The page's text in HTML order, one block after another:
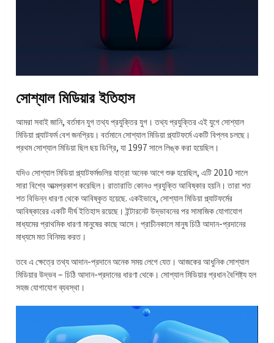
সোশ্যাল মিডিয়ার ইতিহাস
আমরা সবাই জানি, বর্তমান যুগ তথ্য প্রযুক্তির যুগ। তথ্য প্রযুক্তির এই যুগে সোশ্যাল
মিডিয়া প্ল্যাটফর্ম বেশ জনপ্রিয়। বর্তমানে সোশ্যাল মিডিয়া প্ল্যাটফর্মে একটি বিপ্লব চলছে।
প্রথম সোশ্যাল মিডিয়া ছিল ছয় ডিগ্রি, যা 1997 সালে লিঙ্ক করা হয়েছিল।
যদিও সোশ্যাল মিডিয়া প্ল্যাটফর্মগুলির যাত্রা অনেক আগে শুরু হয়েছিল, এটি 2010 সালে
সারা বিশ্বে আত্মপ্রকাশ করেছিল। রাতারাতি কোনও প্রযুক্তি আবিষ্কার হয়নি। তারা শত
শত বিভিন্ন ধারণা থেকে আবিষ্কৃত হয়েছে. একইভাবে, সোশ্যাল মিডিয়া প্ল্যাটফর্মের
আবিষ্কারের একটি দীর্ঘ ইতিহাস রয়েছে। ইন্টারনেট উদ্ভাবনের পর সামাজিক যোগাযোগ
মাধ্যমের প্রাথমিক ধারণা মানুষের কাছে আসে। প্রাচীনকালে মানুষ চিঠি আদান-প্রদানের
মাধ্যমে মত বিনিময় করত।
তবে এ ক্ষেত্রে তথ্য আদান-প্রদানে অনেক সময় লেগে যেত। আজকের আধুনিক সোশ্যাল
মিডিয়ার উদ্ভব – চিঠি আদান-প্রদানের ধারণা থেকে। সোশ্যাল মিডিয়ার প্রধান বৈশিষ্ট্য হল
সহজ যোগাযোগ ব্যবস্থা।